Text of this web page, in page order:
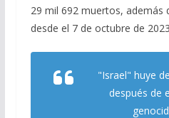
29 mil 692 muertos, además
desde el 7 de octubre de
"Israel" huye
después de